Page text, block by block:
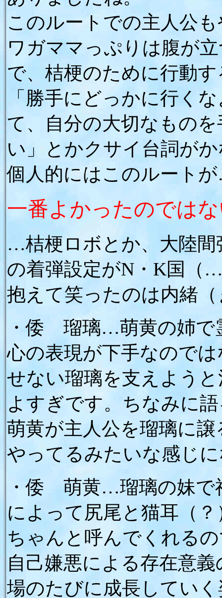
このルートでの主人公
ワガママっぷりは腹が
で、桔梗のために行動
「勝手にどっかに行く
て、自分の大切なもの
い」とかクサイ台詞が
個人的にはこのルート
一番よかったのでは
…桔梗ロボとか、大陸間
の着弾設定がN・K国（
抱えて笑ったのは内緒（
・倭 瑠璃…萌黄の姉で
心の表現が下手なので
せない瑠璃を支えよう
よすぎです。ちなみに
萌黄が主人公を瑠璃に
やってるみたいな感じ
・倭 萌黄…瑠璃の妹で
によって尻尾と猫耳（
ちゃんと呼んでくれる
自己嫌悪による存在意
場のたびに成長してい